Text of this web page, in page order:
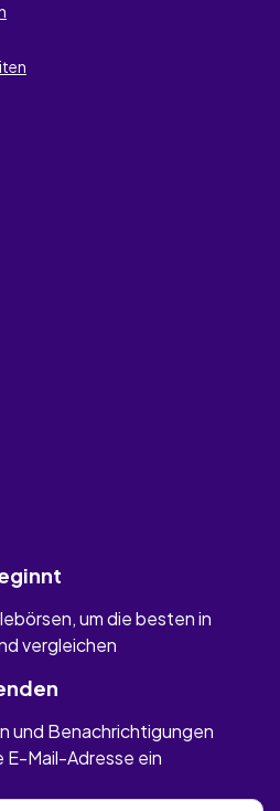
um die besten in
vergleichen
und Benachrichtigungen
E-Mail-Adresse ein